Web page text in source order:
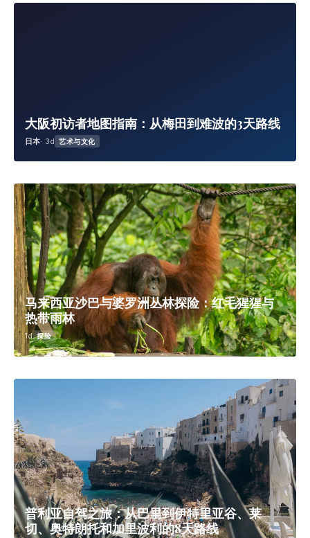
大阪初访者地图指南：从梅田到难波的3天路线
日本· 3d 艺术与文化
马来西亚沙巴与婆罗洲丛林探险：红毛猩猩与
热带雨林
1d 探险
普利亚自驾之旅：从巴里到伊特里亚谷、莱
切、奥特朗托和加里波利的8天路线